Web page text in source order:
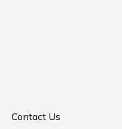
Contact Us